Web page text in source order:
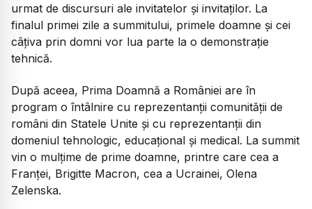
urmat de discursuri ale invitatelor și invitaților. La
finalul primei zile a summitului, primele doamne și cei
câțiva prin domni vor lua parte la o demonstrație
tehnică.
După aceea, Prima Doamnă a României are în
program o întâlnire cu reprezentanții comunității de
români din Statele Unite și cu reprezentanții din
domeniul tehnologic, educațional și medical. La summit
vin o mulțime de prime doamne, printre care cea a
Franței, Brigitte Macron, cea a Ucrainei, Olena
Zelenska.